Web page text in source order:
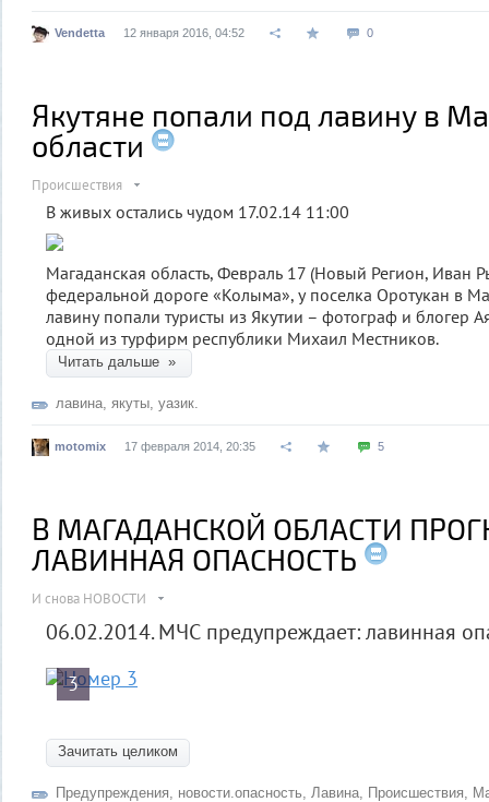
Vendetta 12 января 2016, 04:52 0
Якутяне попали под лавину в
области
Происшествия
В живых остались чудом 17.02.14 11:00
Магаданская область, Февраль 17 (Новый Регион, Иван
федеральной дороге «Колыма», у поселка Оротукан в
лавину попали туристы из Якутии – фотограф и блогер
одной из турфирм республики Михаил Местников.
Читать дальше »
лавина якуты уазик.
motomix 17 февраля 2014, 20:35 5
В МАГАДАНСКОЙ ОБЛАСТИ
ЛАВИННАЯ ОПАСНОСТЬ
И снова НОВОСТИ
06.02.2014. МЧС предупреждает: лавинная
3
Зачитать целиком
Предупреждения новости.опасность Лавина Происшествия